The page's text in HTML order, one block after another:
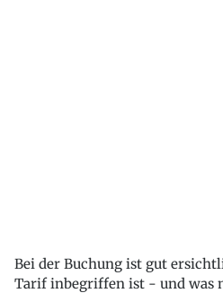
Bei der Buchung ist gut
Tarif inbegriffen ist - und was